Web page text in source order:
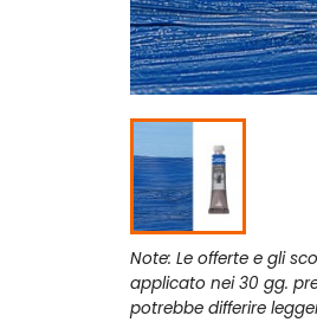
Note: Le offerte e gli
applicato nei 30 gg.
potrebbe differire